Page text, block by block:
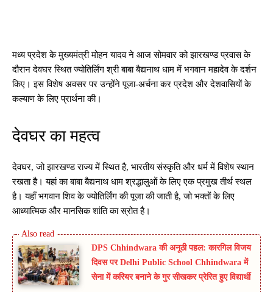
मध्य प्रदेश के मुख्यमंत्री मोहन यादव ने आज सोमवार को झारखण्ड प्रवास के
दौरान देवघर स्थित ज्योतिर्लिंग श्री बाबा बैद्यनाथ धाम में भगवान महादेव के दर्शन
किए। इस विशेष अवसर पर उन्होंने पूजा-अर्चना कर प्रदेश और देशवासियों के
कल्याण के लिए प्रार्थना की।
देवघर का महत्व
देवघर, जो झारखण्ड राज्य में स्थित है, भारतीय संस्कृति और धर्म में विशेष स्थान
रखता है। यहां का बाबा बैद्यनाथ धाम श्रद्धालुओं के लिए एक प्रमुख तीर्थ स्थल
है। यहाँ भगवान शिव के ज्योतिर्लिंग की पूजा की जाती है, जो भक्तों के लिए
आध्यात्मिक और मानसिक शांति का स्रोत है।
DPS Chhindwara की अनूठी पहल: कारगिल विजय
दिवस पर Delhi Public School Chhindwara में
सेना में करियर बनाने के गुर सीखकर प्रेरित हुए विद्यार्थी